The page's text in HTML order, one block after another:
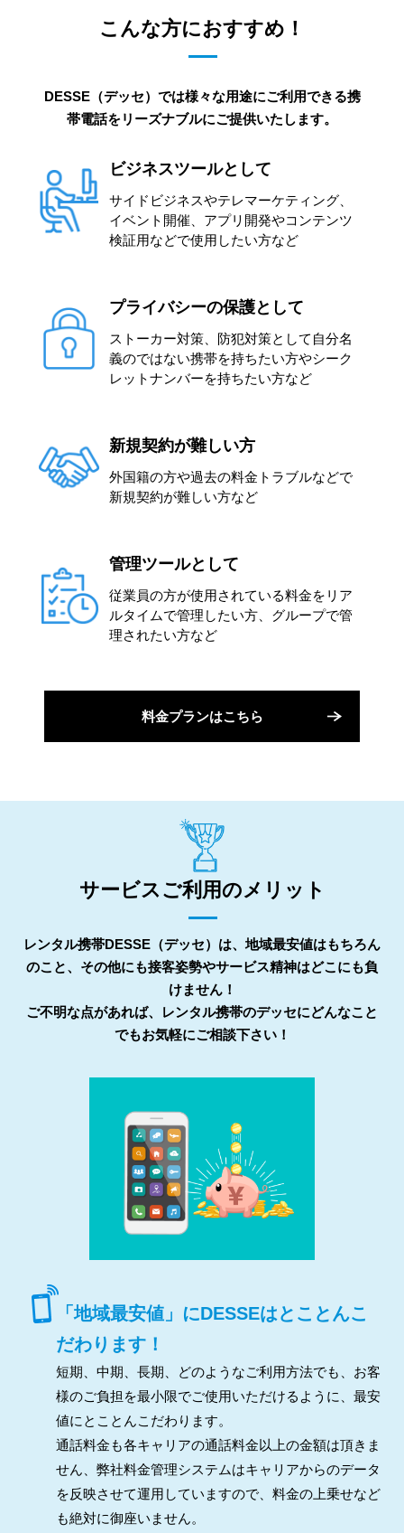
こんな方におすすめ！
DESSE（デッセ）では様々な用途にご利用できる携
帯電話をリーズナブルにご提供いたします。
ビジネスツールとして
サイドビジネスやテレマーケティング、
イベント開催、アプリ開発やコンテンツ
検証用などで使用したい方など
プライバシーの保護として
ストーカー対策、防犯対策として自分名
義のではない携帯を持ちたい方やシーク
レットナンバーを持ちたい方など
新規契約が難しい方
外国籍の方や過去の料金トラブルなどで
新規契約が難しい方など
管理ツールとして
従業員の方が使用されている料金をリア
ルタイムで管理したい方、グループで管
理されたい方など
料金プランはこちら
サービスご利用のメリット
レンタル携帯DESSE（デッセ）は、地域最安値はもちろん
のこと、その他にも接客姿勢やサービス精神はどこにも負
けません！
ご不明な点があれば、レンタル携帯のデッセにどんなこと
でもお気軽にご相談下さい！
「地域最安値」にDESSEはとことんこ
だわります！
短期、中期、長期、どのようなご利用方法でも、お客
様のご負担を最小限でご使用いただけるように、最安
値にとことんこだわります。
通話料金も各キャリアの通話料金以上の金額は頂きま
せん、弊社料金管理システムはキャリアからのデータ
を反映させて運用していますので、料金の上乗せなど
も絶対に御座いません。